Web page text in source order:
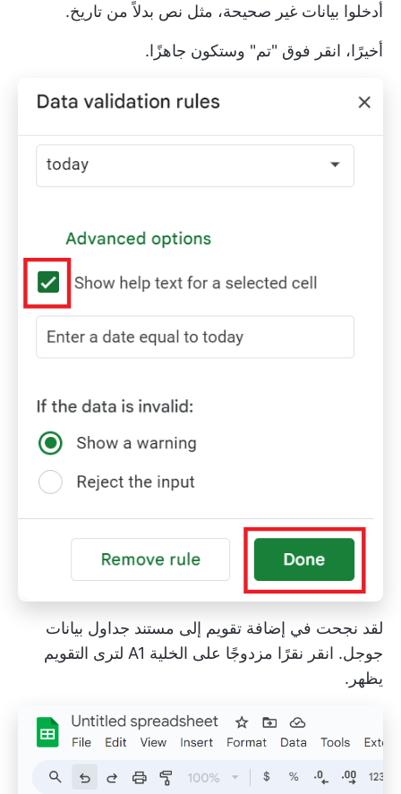
أدخلوا بيانات غير صحيحة، مثل نص بدلاً من تاريخ.
أخيرًا، انقر فوق "تم" وستكون جاهزًا.
لقد نجحت في إضافة تقويم إلى مستند جداول بيانات
جوجل. انقر نقرًا مزدوجًا على الخلية A1 لترى التقويم
يظهر.